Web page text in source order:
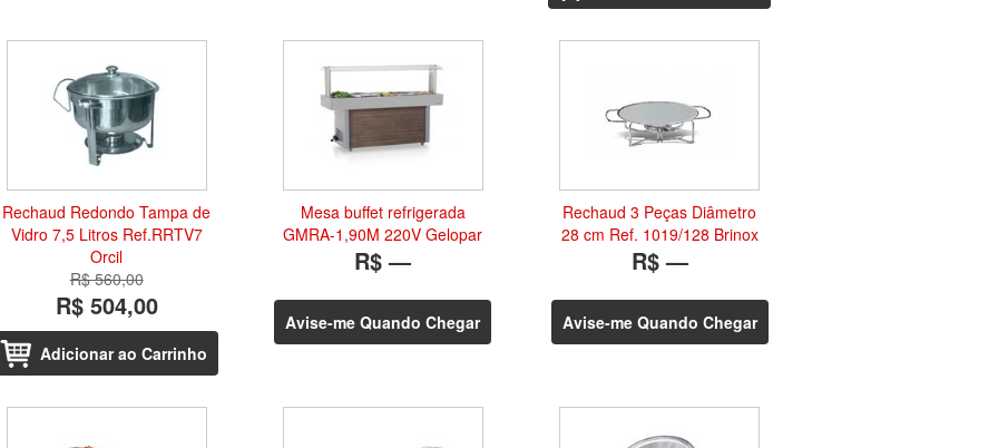
Rechaud Redondo Tampa de
Vidro 7,5 Litros Ref.RRTV7
Orcil
R$ 560,00
R$ 504,00
Adicionar ao Carrinho
Mesa buffet refrigerada
GMRA-1,90M 220V Gelopar
R$ —
Avise-me Quando Chegar
Rechaud 3 Peças Diâmetro
28 cm Ref. 1019/128 Brinox
R$ —
Avise-me Quando Chegar